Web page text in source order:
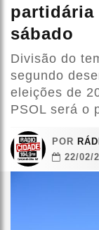
partidária
sábado
Divisão do
segundo
eleições de
PSOL será o
POR
22/02/